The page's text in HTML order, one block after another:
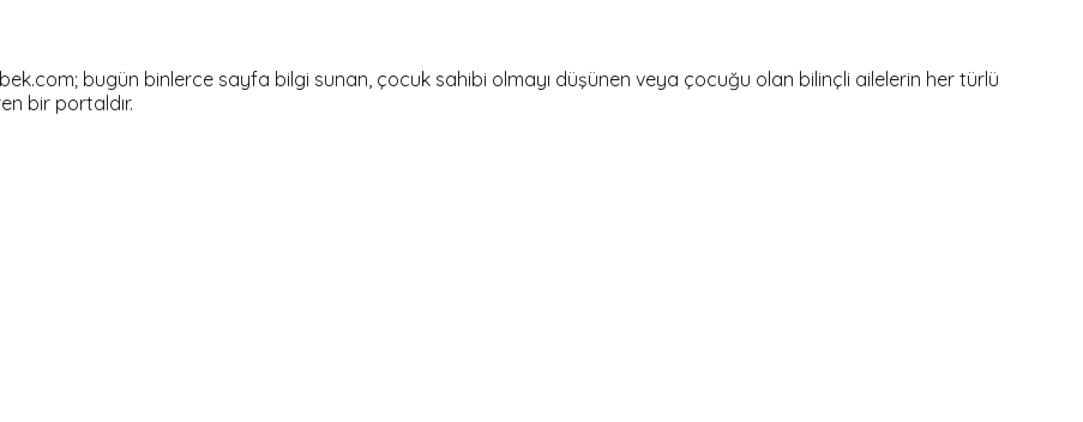
bugün binlerce sayfa bilgi sunan, çocuk sahibi olmayı düşünen veya çocuğu olan bilinçli ailelerin her türlü
bir portaldır.